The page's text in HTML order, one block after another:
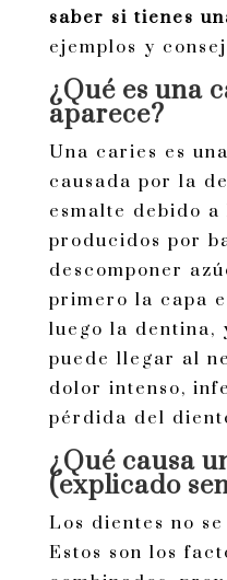
saber si tienes
ejemplos y
¿Qué es una
aparece?
Una caries es
causada por la
esmalte debido a
producidos por
descomponer
primero la capa
luego la dentina,
puede llegar al
dolor intenso,
pérdida del
¿Qué causa
(explicado
Los dientes no
Estos son los